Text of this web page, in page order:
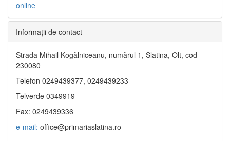
online
Informaţii de contact
Strada Mihail Kogălniceanu, numărul 1, Slatina, Olt, cod
230080
Telefon 0249439377, 0249439233
Telverde 0349919
Fax: 0249439336
e-mail: office@primariaslatina.ro